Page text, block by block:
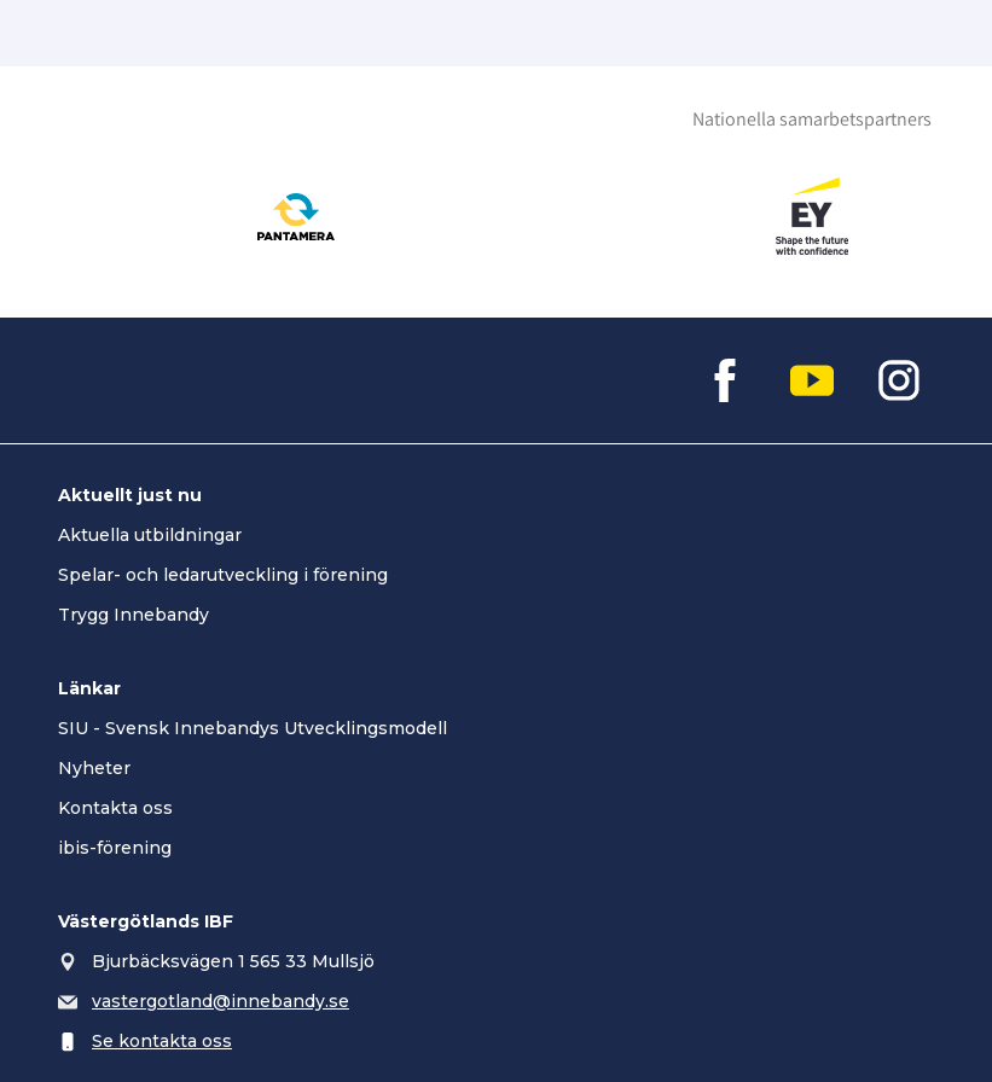
Nationella samarbetspartners
Aktuellt just nu
Aktuella utbildningar
Spelar- och ledarutveckling i förening
Trygg Innebandy
Länkar
SIU - Svensk Innebandys Utvecklingsmodell
Nyheter
Kontakta oss
ibis-förening
Västergötlands IBF
Bjurbäcksvägen 1 565 33 Mullsjö
vastergotland@innebandy.se
Se kontakta oss